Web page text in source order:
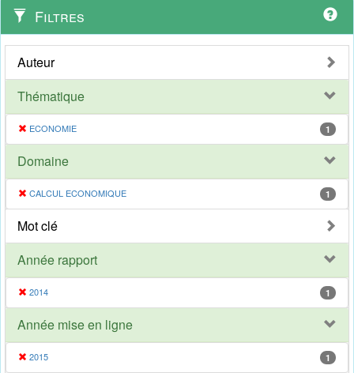
Filtres
Auteur
Thématique
ECONOMIE 1
Domaine
CALCUL ECONOMIQUE 1
Mot clé
Année rapport
2014 1
Année mise en ligne
2015 1